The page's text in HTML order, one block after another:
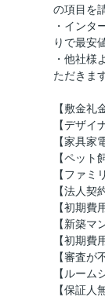
の項目を
・インタ
りで最安
・他社様
ただきま
【敷金礼
【デザイ
【家具家
【ペット
【ファミ
【法人契
【初期費
【新築マ
【初期費
【審査が
【ルーム
【保証人